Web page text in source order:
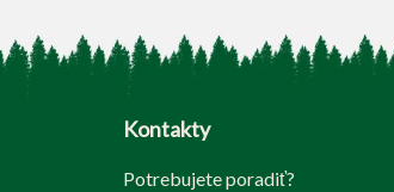
Z
Kontakty
Potrebujete poradiť?